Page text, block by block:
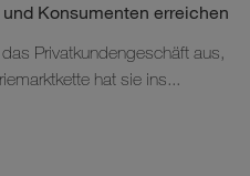
Konsumenten erreichen
Privatkundengeschäft aus,
hat sie ins...